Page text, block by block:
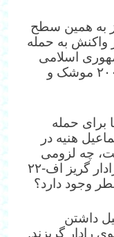
به همین سطح
واکنش به حمله
اسلامی
ایران در سوریه با شلیک بیش از ۲۰۰ موشک و
برای حمله
هنیه در
چه لزومی
برای استقرار ۱۶ تا ۲۴ هواپیمای رادار گریز اف-۲۲
وجود دارد؟
اف-۲۲ به دلیل داشتن
رادار گریزند.